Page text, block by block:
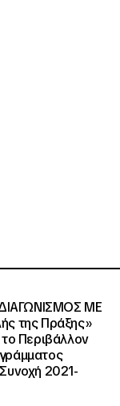
ΜΕ
της Πράξης»
Περιβάλλον
2021-